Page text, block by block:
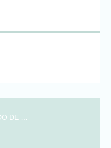
una
ventana
una
ventana
una
ventana
nueva)
DE …